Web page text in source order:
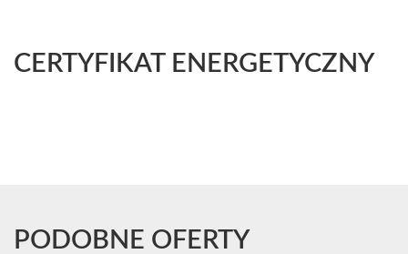
CERTYFIKAT ENERGETYCZNY
PODOBNE OFERTY